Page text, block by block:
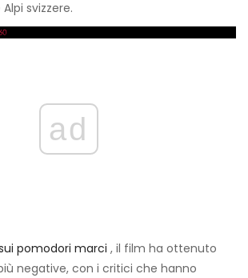
svizzere.
ad
pomodori marci , il film ha ottenuto
negative, con i critici che hanno